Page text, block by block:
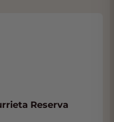
Reserva